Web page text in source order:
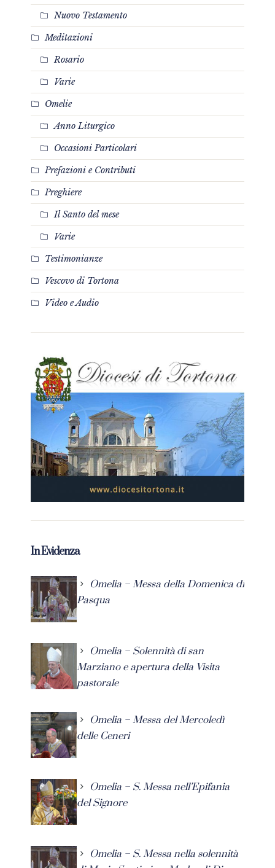
Nuovo Testamento
Meditazioni
Rosario
Varie
Omelie
Anno Liturgico
Occasioni Particolari
Prefazioni e Contributi
Preghiere
Il Santo del mese
Varie
Testimonianze
Vescovo di Tortona
Video e Audio
In Evidenza
Omelia – Messa della Domenica di
Pasqua
Omelia – Solennità di san
Marziano e apertura della Visita
pastorale
Omelia – Messa del Mercoledì
delle Ceneri
Omelia – S. Messa nell’Epifania
del Signore
Omelia – S. Messa nella solennità